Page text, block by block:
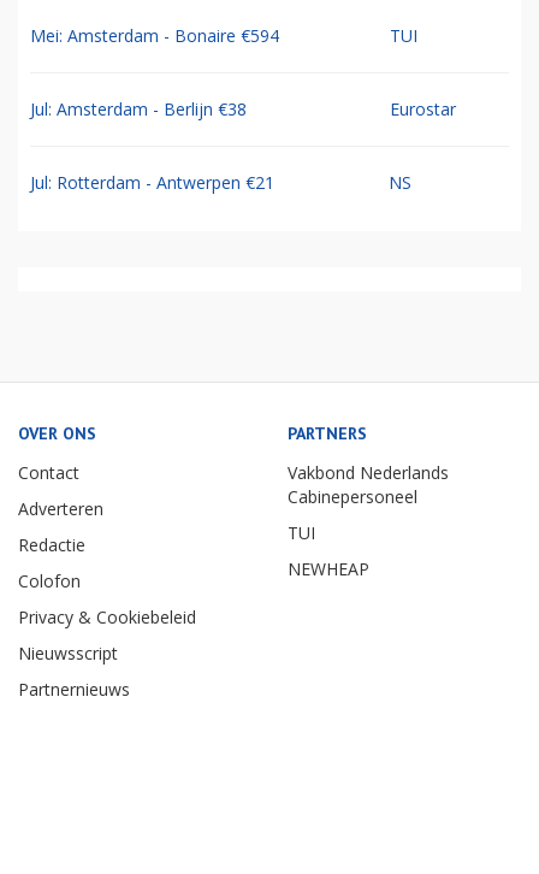
Mei: Amsterdam - Bonaire €594 TUI
Jul: Amsterdam - Berlijn €38 Eurostar
Jul: Rotterdam - Antwerpen €21 NS
OVER ONS
Contact
Adverteren
Redactie
Colofon
Privacy & Cookiebeleid
Nieuwsscript
Partnernieuws
PARTNERS
Vakbond Nederlands
Cabinepersoneel
TUI
NEWHEAP